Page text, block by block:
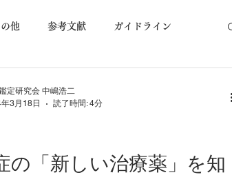
他 参考文献 ガイドライン
の「新しい治療薬」を知
定研究会 中嶋浩二
3月18日
読了時間: 4分